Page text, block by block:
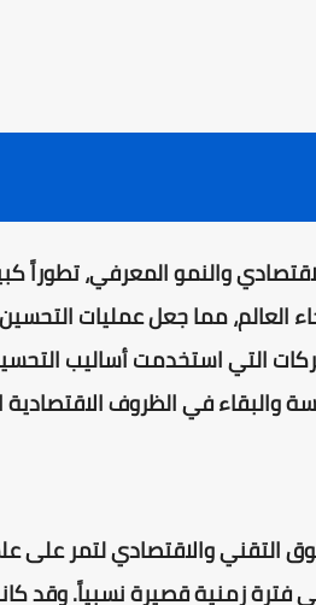
والنمو المعرفي، تطوراً
العالم، مما جعل عمليات
التي استخدمت أساليب
والبقاء في الظروف الاقتصادية
التقني والاقتصادي لتمر
فترة زمنية قصيرة نسبياً. وقد